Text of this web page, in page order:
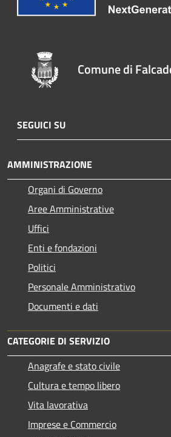
Comune di
SEGUICI SU
AMMINISTRAZIONE
Organi di Governo
Aree Amministrative
Uffici
Enti e fondazioni
Politici
Personale Amministrativo
Documenti e dati
CATEGORIE DI SERVIZIO
Anagrafe e stato civile
Cultura e tempo libero
Vita lavorativa
Imprese e Commercio